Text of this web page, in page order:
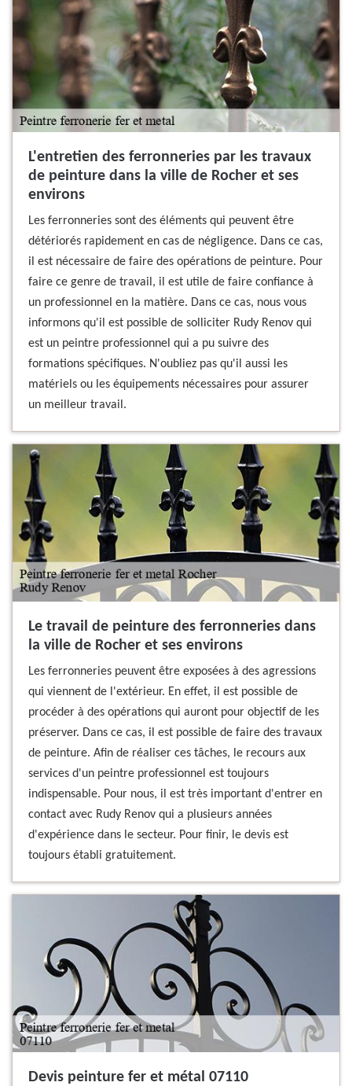
L'entretien des ferronneries par les travaux
de peinture dans la ville de Rocher et ses
environs
Les ferronneries sont des éléments qui peuvent être
détériorés rapidement en cas de négligence. Dans ce cas,
il est nécessaire de faire des opérations de peinture. Pour
faire ce genre de travail, il est utile de faire confiance à
un professionnel en la matière. Dans ce cas, nous vous
informons qu'il est possible de solliciter Rudy Renov qui
est un peintre professionnel qui a pu suivre des
formations spécifiques. N'oubliez pas qu'il aussi les
matériels ou les équipements nécessaires pour assurer
un meilleur travail.
Le travail de peinture des ferronneries dans
la ville de Rocher et ses environs
Les ferronneries peuvent être exposées à des agressions
qui viennent de l'extérieur. En effet, il est possible de
procéder à des opérations qui auront pour objectif de les
préserver. Dans ce cas, il est possible de faire des travaux
de peinture. Afin de réaliser ces tâches, le recours aux
services d'un peintre professionnel est toujours
indispensable. Pour nous, il est très important d'entrer en
contact avec Rudy Renov qui a plusieurs années
d'expérience dans le secteur. Pour finir, le devis est
toujours établi gratuitement.
Devis peinture fer et métal 07110